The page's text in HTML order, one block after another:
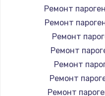
Замена
Ремонт
Ремонт
Ремонт
Ремонт
Ремонт
Ремонт
Ремонт